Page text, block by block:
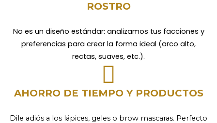
ROSTRO
No es un diseño estándar: analizamos tus facciones y
preferencias para crear la forma ideal (arco alto,
rectas, suaves, etc.).
AHORRO DE TIEMPO Y PRODUCTOS
Dile adiós a los lápices, geles o brow mascaras. Perfecto